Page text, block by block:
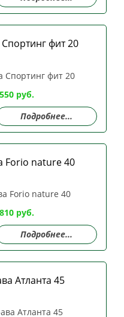
фит 20
550 руб.
Подробнее...
Forio nature 40
810 руб.
Подробнее...
Атланта 45